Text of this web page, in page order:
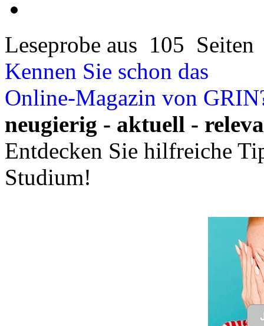
Leseprobe aus 105 Seiten
Kennen Sie schon das
Online-Magazin von
neugierig - aktuell -
Entdecken Sie hilfreiche
Studium!